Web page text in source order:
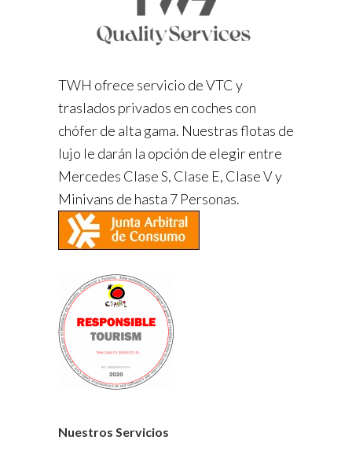
TWH ofrece servicio de VTC y
traslados privados en coches con
chófer de alta gama. Nuestras flotas de
lujo le darán la opción de elegir entre
Mercedes Clase S, Clase E, Clase V y
Minivans de hasta 7 Personas.
Nuestros Servicios